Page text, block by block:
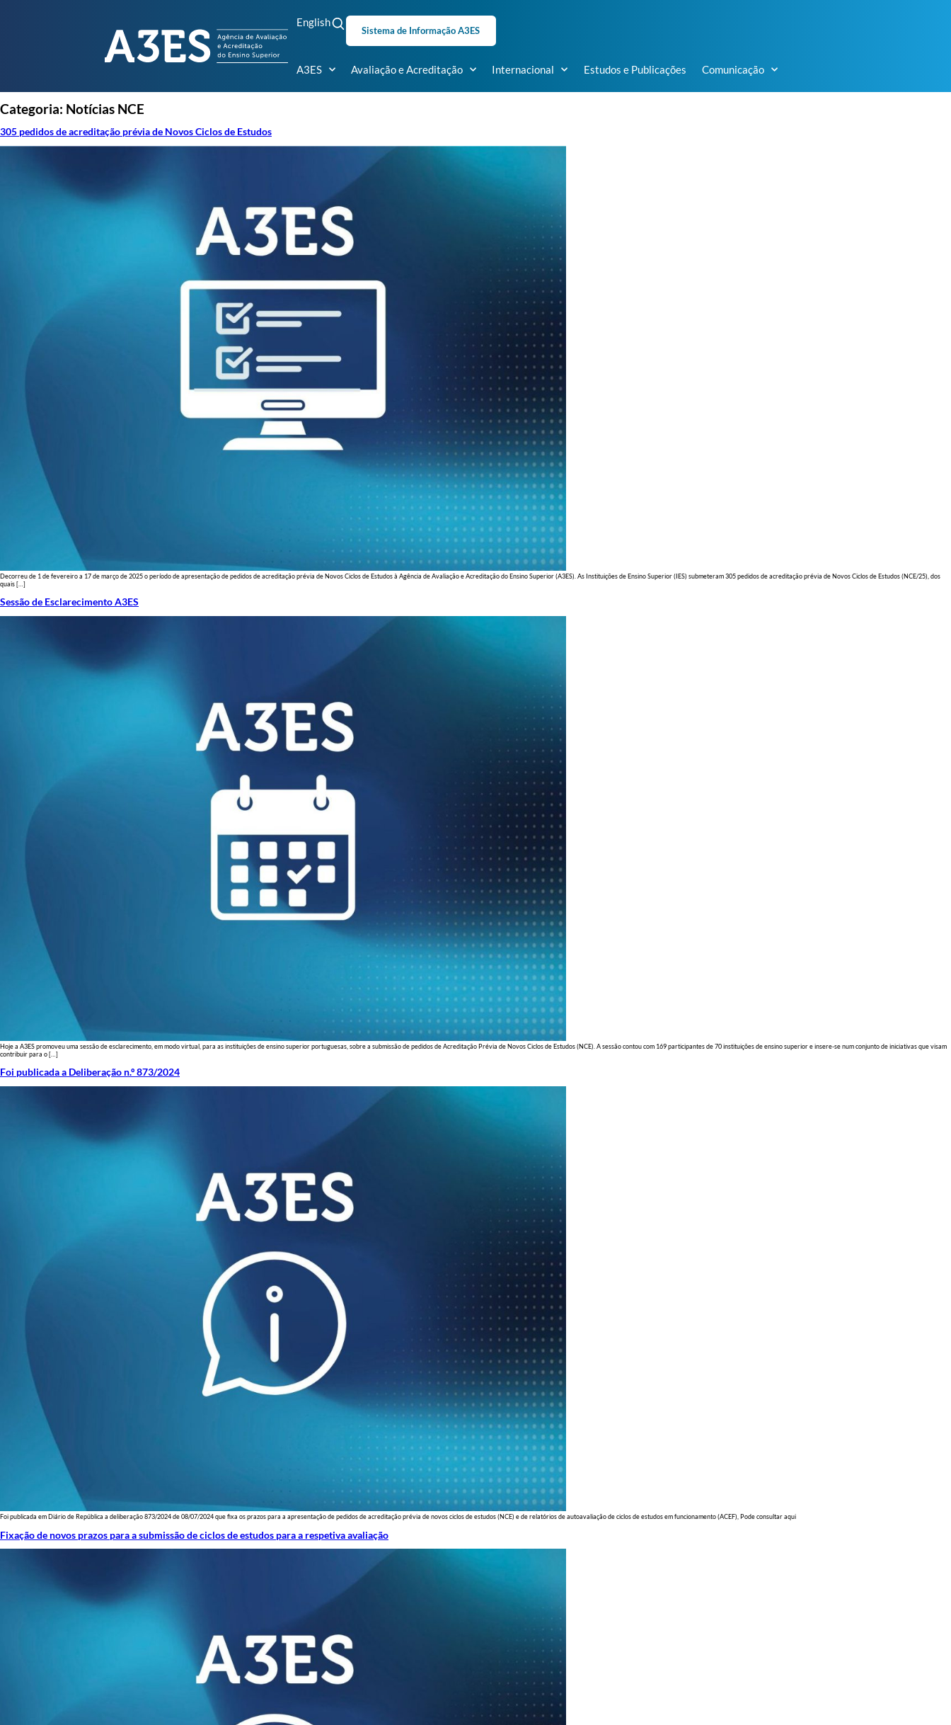
English
Sistema de Informação A3ES
A3ES Avaliação e Acreditação Internacional Estudos e Publicações Comunicação
Categoria: Notícias NCE
305 pedidos de acreditação prévia de Novos Ciclos de Estudos
Decorreu de 1 de fevereiro a 17 de março de 2025 o período de apresentação de pedidos de acreditação prévia de Novos Ciclos de Estudos à Agência de Avaliação e Acreditação do Ensino Superior (A3ES). As Instituições de Ensino Superior (IES) submeteram 305 pedidos de acreditação prévia de Novos Ciclos de Estudos (NCE/25), dos
quais […]
Sessão de Esclarecimento A3ES
Hoje a A3ES promoveu uma sessão de esclarecimento, em modo virtual, para as instituições de ensino superior portuguesas, sobre a submissão de pedidos de Acreditação Prévia de Novos Ciclos de Estudos (NCE). A sessão contou com 169 participantes de 70 instituições de ensino superior e insere-se num conjunto de iniciativas que visam
contribuir para o […]
Foi publicada a Deliberação n.º 873/2024
Foi publicada em Diário de República a deliberação 873/2024 de 08/07/2024 que fixa os prazos para a apresentação de pedidos de acreditação prévia de novos ciclos de estudos (NCE) e de relatórios de autoavaliação de ciclos de estudos em funcionamento (ACEF), Pode consultar aqui
Fixação de novos prazos para a submissão de ciclos de estudos para a respetiva avaliação